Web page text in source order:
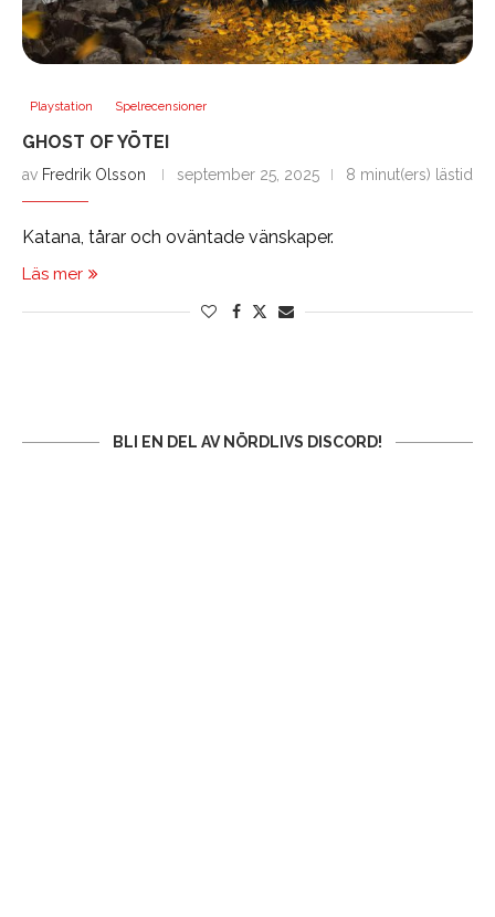
Playstation Spelrecensioner
GHOST OF YŌTEI
av Fredrik Olsson september 25, 2025 8 minut(ers) lästid
Katana, tårar och oväntade vänskaper.
Läs mer
BLI EN DEL AV NÖRDLIVS DISCORD!